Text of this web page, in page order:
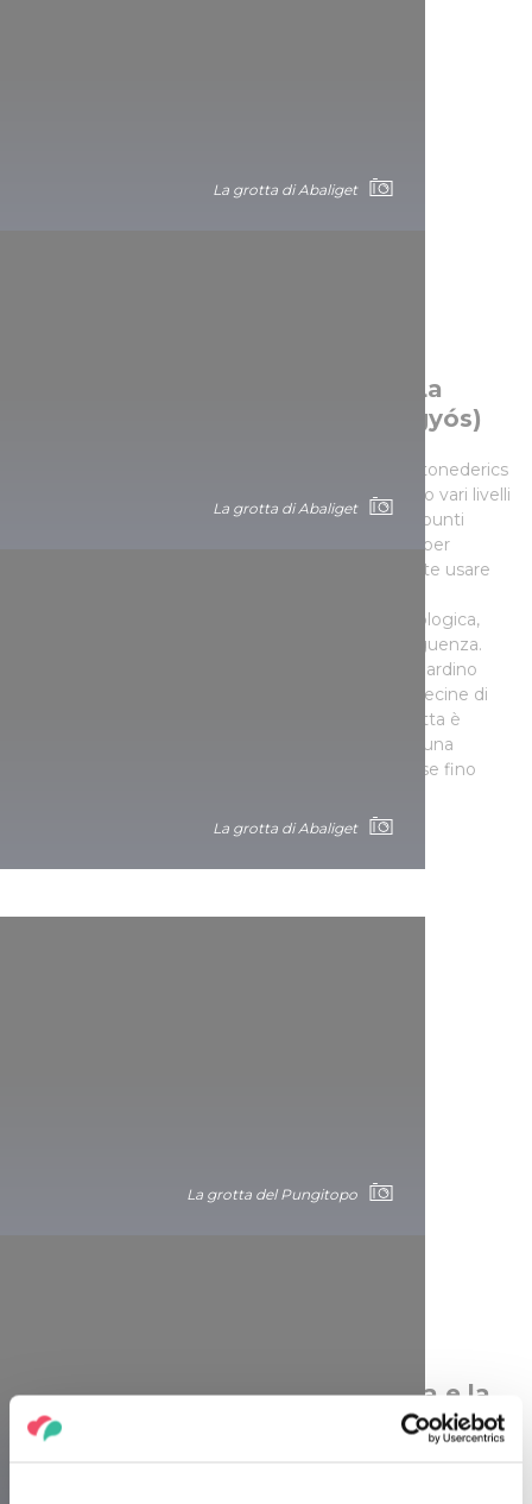
La grotta di Abaliget
La grotta di Abaliget
La grotta di Abaliget
Soltanto con la torcia frontale: La
grotta del Pungitopo (Csodabogyós)
Se volete esplorare la grotta sull’altopiano di Balatonederics
preparatevi a una vera avventura! Anche se ci sono vari livelli
di difficoltà tra cui scegliere, è certo che in alcuni punti
dovrete strisciare a quattro zampe o sulla pancia per
superare gli stretti passaggi, altrove invece dovrete usare
Naturalmente vi verrà fornita l’attrezzatura speleologica,
quindi scegliete il vostro abbigliamento di conseguenza.
Forse la più bella di tutte le sale sotterranee è il Giardino
pensile, dove migliaia di stalattiti fiancheggiano decine di
colonne di stalagmiti alte come un uomo. La grotta è
accessibile solo a piedi, quindi l’avventura include una
passeggiata di 40 minuti nel bosco, dal punto base fino
La grotta del Pungitopo
Uniche al mondo: La Grotta Anna e la
Grotta Santo Stefano